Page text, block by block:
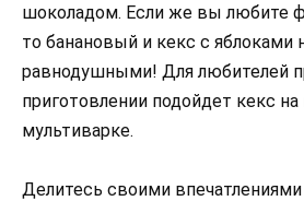
шоколадом. Если же вы любите
то банановый и кекс с яблоками
равнодушными! Для любителей
приготовлении подойдет кекс
мультиварке.
Делитесь своими